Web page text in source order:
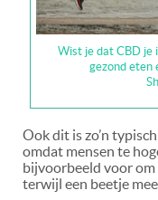
Wist je dat CBD je
gezond eten
Ook dit is zo’n
omdat mensen te
bijvoorbeeld voor om
terwijl een beetje